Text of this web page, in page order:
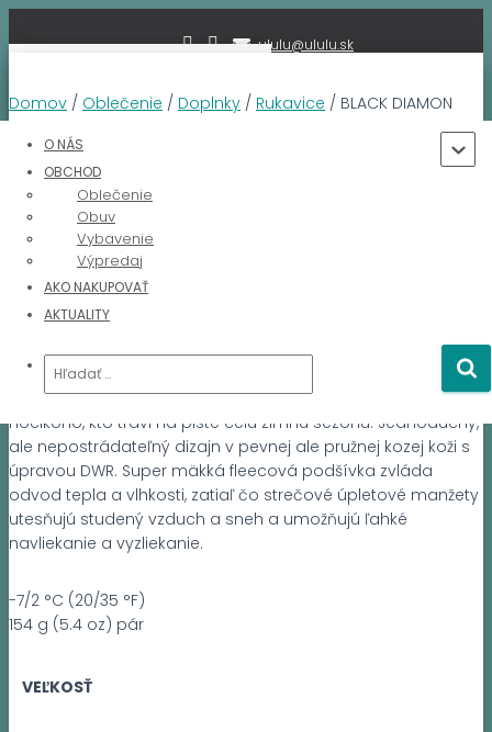
ululu@ululu.sk
TOGGLE NAVIGATION
O NÁS
OBCHOD
Oblečenie
Obuv
Vybavenie
Výpredaj
AKO NAKUPOVAŤ
AKTUALITY
Domov / Oblečenie / Doplnky / Rukavice / BLACK DIAMON
DIRT BAG MITTS
Zľava!
BLACK DIAMON DIRT BAG MITTS
39,95€Pôvodná
bola:
39,95 €.
36,75
36,75 €.
Rukavice Dirt Bag, navrhnuté pre ratrakistov, lanovkárov,
učiteľov lyžovania, horských záchranárov a vlastne
hocikoho, kto trávi na piste celú zimnú sezónu. Jednoduchý,
ale nepostrádateľný dizajn v pevnej ale pružnej kozej koži s
úpravou DWR. Super mäkká fleecová podšívka zvláda
odvod tepla a vlhkosti, zatiaľ čo strečové úpletové manžety
utesňujú studený vzduch a sneh a umožňujú ľahké
navliekanie a vyzliekanie.
-7/2 °C (20/35 °F)
154 g (5.4 oz) pár
VEĽKOSŤ